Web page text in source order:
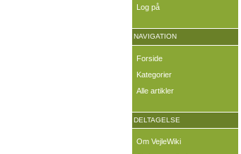
Log på
NAVIGATION
Forside
Kategorier
Alle artikler
DELTAGELSE
Om VejleWiki